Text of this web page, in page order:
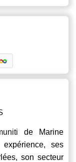
de Marine
ses
son secteur